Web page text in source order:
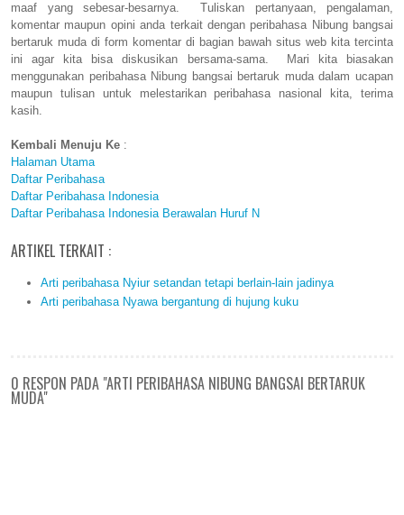
maaf yang sebesar-besarnya. Tuliskan pertanyaan, pengalaman,
komentar maupun opini anda terkait dengan peribahasa Nibung bangsai
bertaruk muda di form komentar di bagian bawah situs web kita tercinta
ini agar kita bisa diskusikan bersama-sama. Mari kita biasakan
menggunakan peribahasa Nibung bangsai bertaruk muda dalam ucapan
maupun tulisan untuk melestarikan peribahasa nasional kita, terima
kasih.
Kembali Menuju Ke :
Halaman Utama
Daftar Peribahasa
Daftar Peribahasa Indonesia
Daftar Peribahasa Indonesia Berawalan Huruf N
ARTIKEL TERKAIT :
Arti peribahasa Nyiur setandan tetapi berlain-lain jadinya
Arti peribahasa Nyawa bergantung di hujung kuku
0 RESPON PADA "ARTI PERIBAHASA NIBUNG BANGSAI BERTARUK
MUDA"